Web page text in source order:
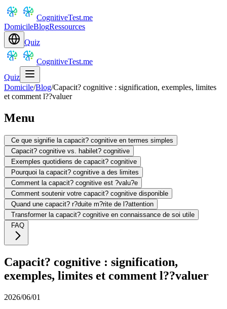
CognitiveTest.me
DomicileBlogRessources
Quiz
CognitiveTest.me
Quiz
Domicile/Blog/Capacit? cognitive : signification, exemples, limites
et comment l??valuer
Menu
Ce que signifie la capacit? cognitive en termes simples
Capacit? cognitive vs. habilet? cognitive
Exemples quotidiens de capacit? cognitive
Pourquoi la capacit? cognitive a des limites
Comment la capacit? cognitive est ?valu?e
Comment soutenir votre capacit? cognitive disponible
Quand une capacit? r?duite m?rite de l?attention
Transformer la capacit? cognitive en connaissance de soi utile
FAQ
Capacit? cognitive : signification,
exemples, limites et comment l??valuer
2026/06/01